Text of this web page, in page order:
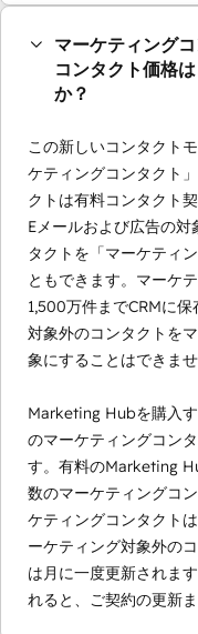
マーケティング
コンタクト価格
か？
この新しいコンタクト
ケティングコンタクト
クトは有料コンタクト
Eメールおよび広告の
タクトを「マーケティ
ともできます。マーケ
1,500万件までCRMに
対象外のコンタクトを
象にすることはできませ
Marketing Hubを購入
のマーケティングコン
す。有料のMarketing
数のマーケティングコ
ケティングコンタクト
ーケティング対象外の
は月に一度更新されま
れると、ご契約の更新